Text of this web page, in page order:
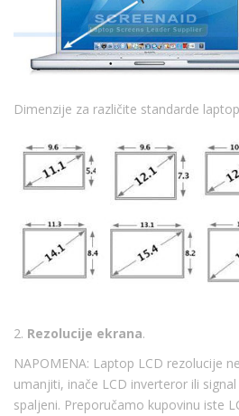
Dimenzije za različite standarde
2. Rezolucije ekrana.
NAPOMENA: Laptop LCD rezolucije
umanjiti, inače LCD inverteror ili
spaljeni. Preporučamo kupovinu iste